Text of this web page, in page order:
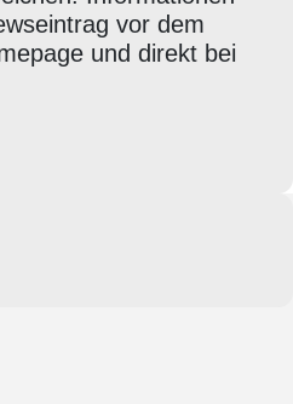
vor dem
und direkt bei